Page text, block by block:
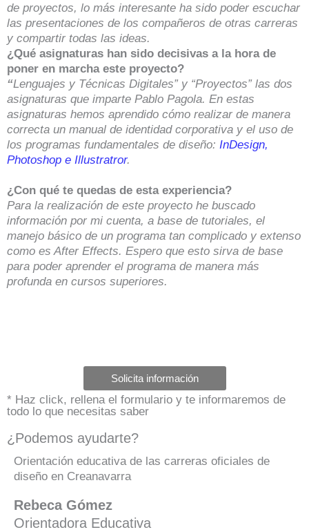
de proyectos, lo más interesante ha sido poder escuchar
las presentaciones de los compañeros de otras carreras
y compartir todas las ideas.
¿Qué asignaturas han sido decisivas a la hora de
poner en marcha este proyecto?
“Lenguajes y Técnicas Digitales” y “Proyectos” las dos
asignaturas que imparte Pablo Pagola. En estas
asignaturas hemos aprendido cómo realizar de manera
correcta un manual de identidad corporativa y el uso de
los programas fundamentales de diseño: InDesign,
Photoshop e Illustratror.
¿Con qué te quedas de esta experiencia?
Para la realización de este proyecto he buscado
información por mi cuenta, a base de tutoriales, el
manejo básico de un programa tan complicado y extenso
como es After Effects. Espero que esto sirva de base
para poder aprender el programa de manera más
profunda en cursos superiores.
Solicita información
* Haz click, rellena el formulario y te informaremos de
todo lo que necesitas saber
¿Podemos ayudarte?
Orientación educativa de las carreras oficiales de
diseño en Creanavarra
Rebeca Gómez
Orientadora Educativa